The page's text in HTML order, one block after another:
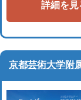
詳細を見
京都芸術大学附